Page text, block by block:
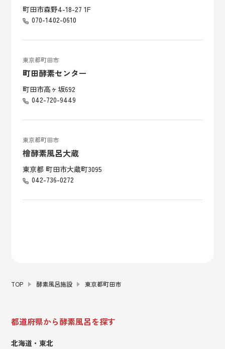
町田市森野4-18-27 1F
070-1402-0610
東京都町田市
町田酵素センター
町田市高ヶ坂692
042-720-9449
東京都町田市
檜酵素風呂大蔵
東京都 町田市大蔵町3095
042-736-0272
TOP 酵素風呂施設 東京都町田市
都道府県から酵素風呂を探す
北海道・東北